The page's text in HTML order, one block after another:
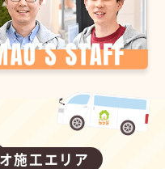
施工エリア